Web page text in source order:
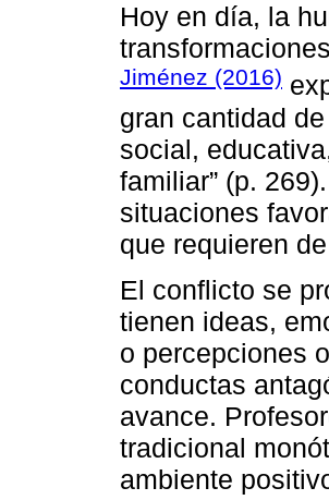
Hoy en día, la
Jiménez (2016)
gran cantidad
social,
familiar” (p.
situaciones
que requieren
El conflicto se
tienen ideas,
o percepciones
conductas
avance.
tradicional
ambiente